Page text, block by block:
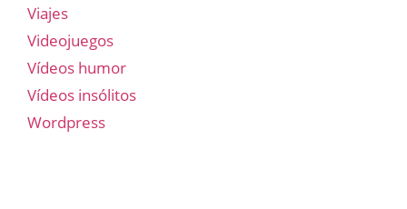
Viajes
Videojuegos
Vídeos humor
Vídeos insólitos
Wordpress